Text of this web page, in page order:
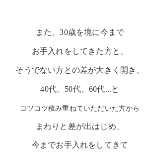
また、30歳を境に今まで
お手入れをしてきた方と、
そうでない方との差が大きく開き、
40代、50代、60代...と
コツコツ積み重ねていただいた方から
まわりと差が出はじめ、
今までお手入れをしてきて